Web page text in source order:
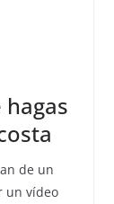
de un
un vídeo